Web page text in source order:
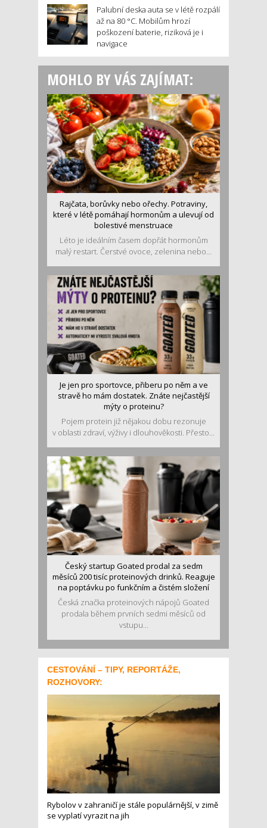
Palubní deska auta se v létě rozpálí
až na 80 °C. Mobilům hrozí
poškození baterie, riziková je i
navigace
MOHLO BY VÁS ZAJÍMAT:
Rajčata, borůvky nebo ořechy. Potraviny,
které v létě pomáhají hormonům a ulevují od
bolestivé menstruace
Léto je ideálním časem dopřát hormonům
malý restart. Čerstvé ovoce, zelenina nebo...
Je jen pro sportovce, přiberu po něm a ve
stravě ho mám dostatek. Znáte nejčastější
mýty o proteinu?
Pojem protein již nějakou dobu rezonuje
v oblasti zdraví, výživy i dlouhověkosti. Přesto...
Český startup Goated prodal za sedm
měsíců 200 tisíc proteinových drinků. Reaguje
na poptávku po funkčním a čistém složení
Česká značka proteinových nápojů Goated
prodala během prvních sedmi měsíců od
vstupu...
CESTOVÁNÍ – TIPY, REPORTÁŽE,
ROZHOVORY:
Rybolov v zahraničí je stále populárnější, v zimě
se vyplatí vyrazit na jih